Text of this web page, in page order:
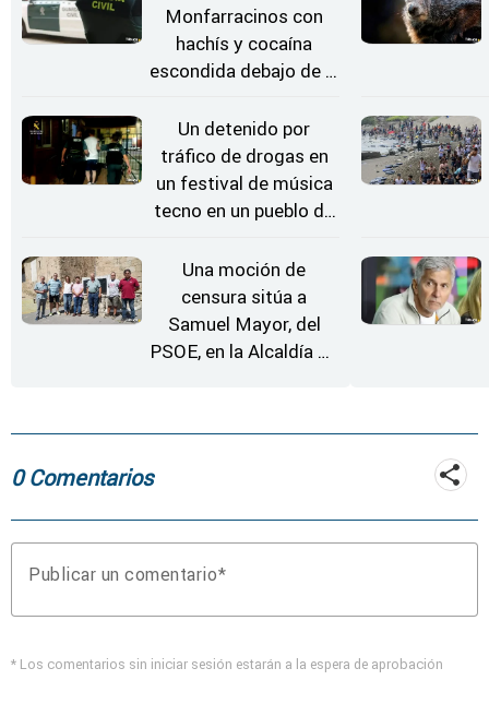
Monfarracinos con
hachís y cocaína
escondida debajo de la
coche
Un detenido por
tráfico de drogas en
un festival de música
tecno en un pueblo de
Una moción de
censura sitúa a
Samuel Mayor, del
PSOE, en la Alcaldía de
0 Comentarios
Publicar un comentario
* Los comentarios sin iniciar sesión estarán a la espera de aprobación